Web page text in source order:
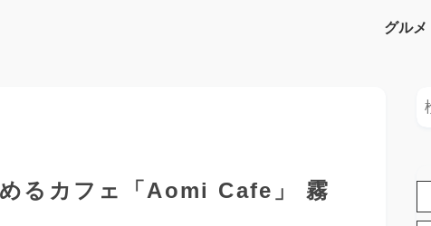
グルメ
るカフェ「Aomi Cafe」 霧